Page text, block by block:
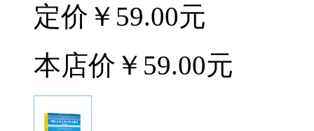
定价 ￥59.00元
本店价 ￥59.00元